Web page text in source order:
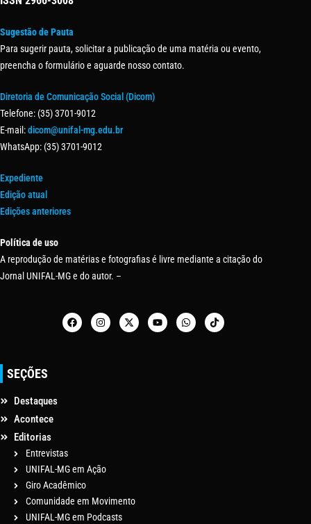
Sugestão de Pauta
Para sugerir pauta, solicitar a publicação de uma matéria ou evento,
preencha o formulário e aguarde nosso contato.
Diretoria de Comunicação Social (Dicom)
Telefone: (35) 3701-9012
E-mail:dicom@unifal-mg.edu.br
WhatsApp: (35) 3701-9012
Expediente
Edição atual
Edições anteriores
Política de uso
A reprodução de matérias e fotografias é livre mediante a citação do
Jornal UNIFAL-MG e do autor. –
SEÇÕES
Destaques
Acontece
Editorias
Entrevistas
UNIFAL-MG em Ação
Giro Acadêmico
Comunidade em Movimento
UNIFAL-MG em Podcasts